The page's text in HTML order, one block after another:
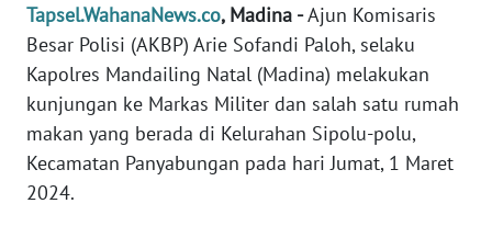
Tapsel.WahanaNews.co, Madina -Ajun Komisaris
Besar Polisi (AKBP) Arie Sofandi Paloh, selaku
Kapolres Mandailing Natal (Madina) melakukan
kunjungan ke Markas Militer dan salah satu rumah
makan yang berada di Kelurahan Sipolu-polu,
Kecamatan Panyabungan pada hari Jumat, 1 Maret
2024.
REDAKSI
KARIR
DISCLAIMER
Wahana